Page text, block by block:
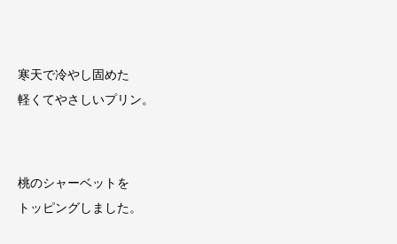
寒天で冷やし固めた
軽くてやさしいプリン。
桃のシャーベットを
トッピングしました。